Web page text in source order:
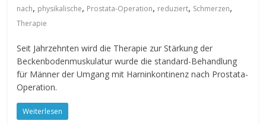
nach, physikalische, Prostata-Operation, reduziert, Schmerzen,
Therapie
Seit Jahrzehnten wird die Therapie zur Stärkung der
Beckenbodenmuskulatur wurde die standard-Behandlung
für Männer der Umgang mit Harninkontinenz nach Prostata-
Operation.
Weiterlesen